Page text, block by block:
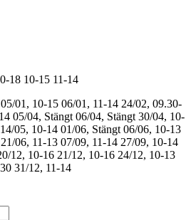
18 10-15 11-14
05/01, 10-15 06/01, 11-14 24/02, 09.30-
05/04, Stängt 06/04, Stängt 30/04, 10-
14/05, 10-14 01/06, Stängt 06/06, 10-13
21/06, 11-13 07/09, 11-14 27/09, 10-14
12, 10-16 21/12, 10-16 24/12, 10-13
31/12, 11-14